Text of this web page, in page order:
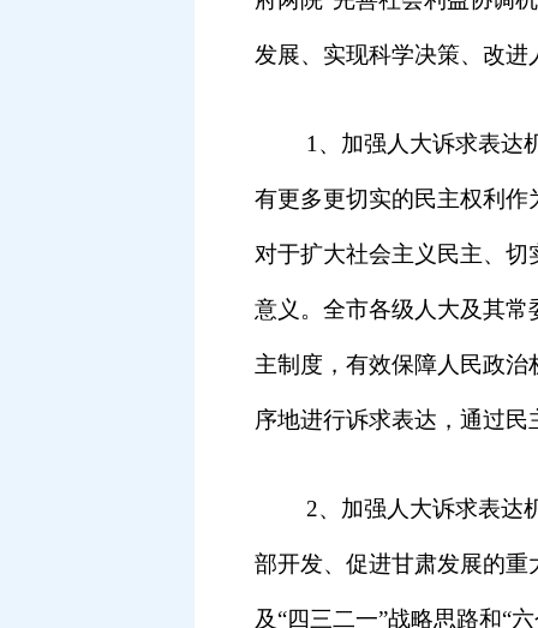
发展、实现科学决策、改
1 、加强人大诉求表达
有更多更切实的民主权利
对于扩大社会主义民主、
意义。 全市各级人大及其常
主制度，有效保障人民政
序地进行诉求表达，通过
2、加强人大诉求表达
部开发、促进甘肃发展的
及“四三二一”战略思路和“